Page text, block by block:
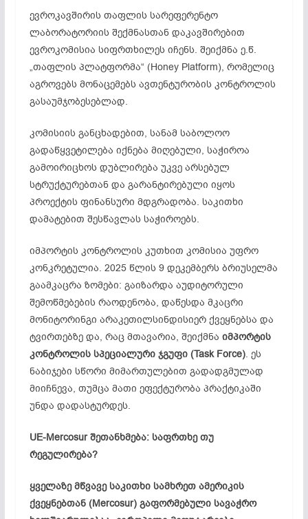
ევროკავშირის თაფლის სარეფერენტო
ლაბორატორიის შექმნასთან დაკავშირებით
ევროკომისია სიფრთხილეს იჩენს. შეიქმნა ე.წ.
„თაფლის პლატფორმა“ (Honey Platform), რომელიც
აგროვებს მონაცემებს ავთენტურობის კონტროლის
გასაუმჯობესებლად.
კომისიის განცხადებით, სანამ საბოლოო
გადაწყვეტილება იქნება მიღებული, საჭიროა
გამოირიცხოს დუბლირება უკვე არსებულ
სტრუქტურებთან და გარანტირებული იყოს
პროექტის ფინანსური მდგრადობა. საკითხი
დამატებით შესწავლას საჭიროებს.
იმპორტის კონტროლის კუთხით კომისია უფრო
კონკრეტულია. 2025 წლის 9 დეკემბერს ბრიუსელმა
გაამკაცრა ზომები: გაიზარდა აუდიტორული
შემოწმებების რაოდენობა, დაწესდა მკაცრი
მონიტორინგი არაკეთილსინდისიერ ქვეყნებსა და
ტვირთებზე და, რაც მთავარია, შეიქმნა იმპორტის
კონტროლის სპეციალური ჯგუფი(Task Force). ეს
ნაბიჯები სწორი მიმართულებით გადადგმულად
მიიჩნევა, თუმცა მათი ეფექტურობა პრაქტიკაში
უნდა დადასტურდეს.
UE-Mercosurშეთანხმება: საფრთხე თუ
რეგულირება?
ყველაზე მწვავე საკითხი სამხრეთ ამერიკის
ქვეყნებთან (Mercosur) გაფორმებული სავაჭრო